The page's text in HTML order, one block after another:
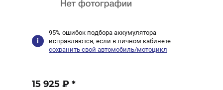
95% ошибок подбора аккумулятора
исправляются, если в личном кабинете
сохранить свой автомобиль/мотоцикл
15 925 ₽ *